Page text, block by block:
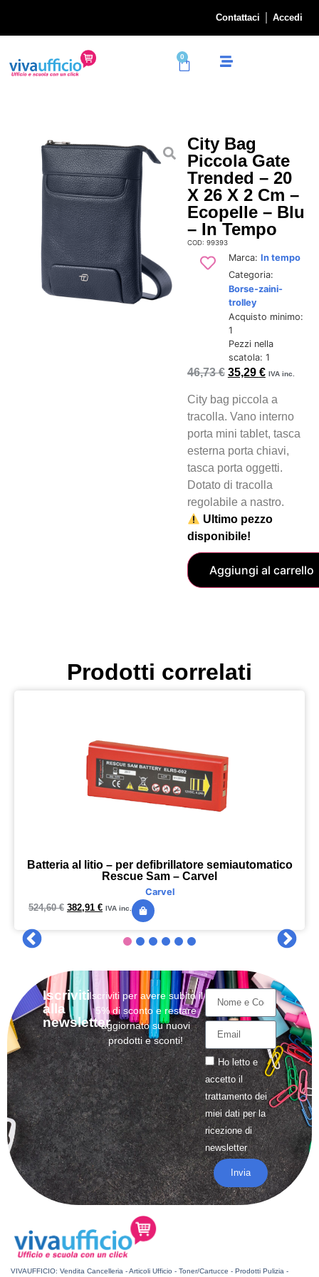
Contattaci Accedi
0
City Bag
Piccola Gate
Trended – 20
X 26 X 2 Cm –
Ecopelle – Blu
– In Tempo
COD: 99393
Marca: In tempo
Categoria:
Borse-zaini-
trolley
Acquisto minimo:
1
Pezzi nella
scatola: 1
46,73€ 35,29 € IVA inc.
City bag piccola a
tracolla. Vano interno
porta mini tablet, tasca
esterna porta chiavi,
tasca porta oggetti.
Dotato di tracolla
regolabile a nastro.
Ultimo pezzo
disponibile!
Aggiungi al carrello
Prodotti correlati
Batteria al litio – per defibrillatore semiautomatico
Rescue Sam – Carvel
Carvel
524,60€ 382,91 € IVA inc.
Iscriviti
alla
newsletter
Iscriviti per avere subito il
5% di sconto e restare
aggiornato su nuovi
prodotti e sconti!
Ho letto e
accetto il
trattamentodei
miei dati per la
ricezione di
newsletter
Invia
VIVAUFFICIO: Vendita Cancelleria - Articoli Ufficio - Toner/Cartucce - Prodotti Pulizia -